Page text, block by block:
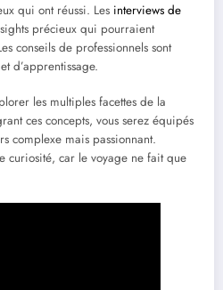
qui ont réussi. Les interviews de
précieux qui pourraient
conseils de professionnels sont
d’apprentissage.
les multiples facettes de la
ces concepts, vous serez équipés
complexe mais passionnant.
curiosité, car le voyage ne fait que